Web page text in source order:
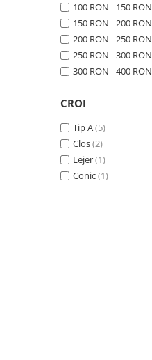
100 RON - 150 RON
150 RON - 200 RON
200 RON - 250 RON
250 RON - 300 RON
300 RON - 400 RON
CROI
Tip A(5)
Clos(2)
Lejer(1)
Conic(1)